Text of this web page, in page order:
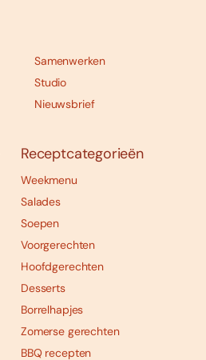
Samenwerken
Studio
Nieuwsbrief
Receptcategorieën
Weekmenu
Salades
Soepen
Voorgerechten
Hoofdgerechten
Desserts
Borrelhapjes
Zomerse gerechten
BBQ recepten